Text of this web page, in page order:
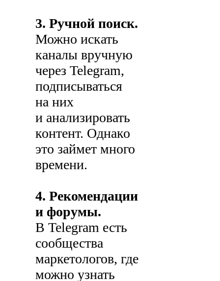
3. Ручной поиск.
Можно искать
каналы вручную
через Telegram,
подписываться
на них
и анализировать
контент. Однако
это займет много
времени.
4. Рекомендации
и форумы.
В Telegram есть
сообщества
маркетологов, где
можно узнать